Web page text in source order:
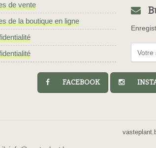
de vente
de la boutique en ligne
FACEBOOK